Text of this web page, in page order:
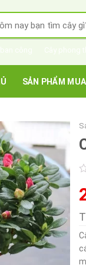
SẢN PHẨM
5